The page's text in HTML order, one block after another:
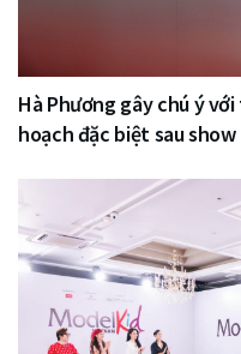
Hà Phương gây chú ý
hoạch đặc biệt sau show